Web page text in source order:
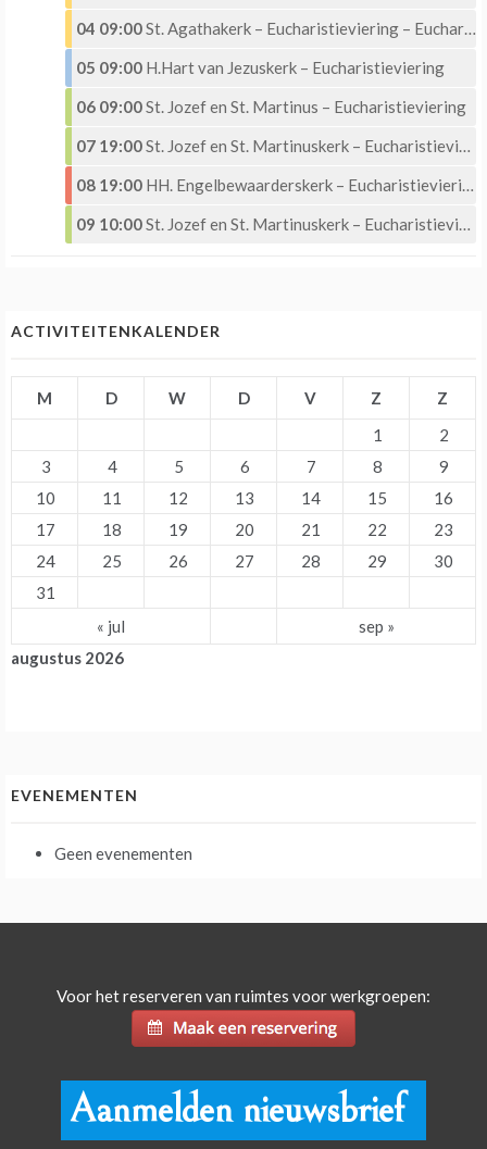
04 09:00St. Agathakerk – Eucharistieviering – Eucharistische Aanbidding
05 09:00 H.Hart van Jezuskerk – Eucharistieviering
06 09:00St. Jozef en St. Martinus – Eucharistieviering
07 19:00St. Jozef en St. Martinuskerk – Eucharistieviering met Eucharistische aanbidding
08 19:00 HH. Engelbewaarderskerk – Eucharistieviering –
09 10:00St. Jozef en St. Martinuskerk – Eucharistieviering
ACTIVITEITENKALENDER
augustus 2026
M D W D V Z
Z
1
2
3
4 5 6 7 8
9
10
11 12 13 14 15
16
17
18 19 20 21 22
23
24
25 26 27 28 29
30
31
« jul
sep »
EVENEMENTEN
Geen evenementen
Voor het reserveren van ruimtes voor werkgroepen:
Aanmelden nieuwsbrief